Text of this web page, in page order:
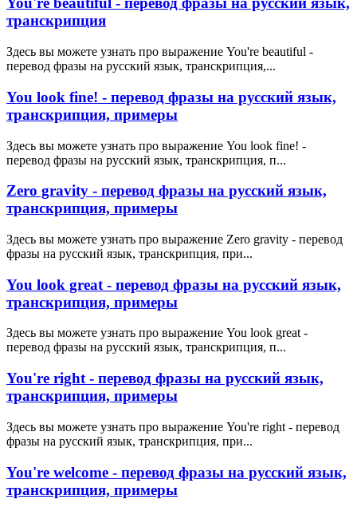
транскрипция
Здесь вы можете узнать про выражение You're beautiful -
перевод фразы на русский язык, транскрипция,...
You look fine! - перевод фразы на русский язык,
транскрипция, примеры
Здесь вы можете узнать про выражение You look fine! -
перевод фразы на русский язык, транскрипция, п...
Zero gravity - перевод фразы на русский язык,
транскрипция, примеры
Здесь вы можете узнать про выражение Zero gravity - перевод
фразы на русский язык, транскрипция, при...
You look great - перевод фразы на русский язык,
транскрипция, примеры
Здесь вы можете узнать про выражение You look great -
перевод фразы на русский язык, транскрипция, п...
You're right - перевод фразы на русский язык,
транскрипция, примеры
Здесь вы можете узнать про выражение You're right - перевод
фразы на русский язык, транскрипция, при...
You're welcome - перевод фразы на русский язык,
транскрипция, примеры